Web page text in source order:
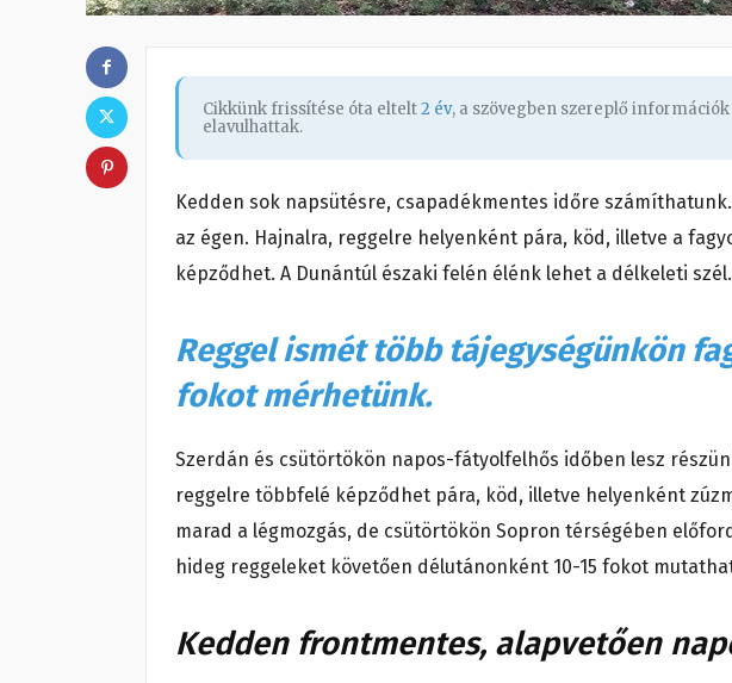
Cikkünk frissítése óta eltelt2 év, a szövegben szereplő
elavulhattak.
Kedden sok napsütésre, csapadékmentes időre
az égen. Hajnalra, reggelre helyenként pára, köd, illetve a
képződhet. A Dunántúl északi felén élénk lehet a délkeleti szél.
Reggel ismét több tájegységünkön
fokot mérhetünk.
Szerdán és csütörtökön napos-fátyolfelhős időben lesz
reggelre többfelé képződhet pára, köd, illetve helyenként
marad a légmozgás, de csütörtökön Sopron térségében
hideg reggeleket követően délutánonként 10-15 fokot
Kedden frontmentes, alapvetően